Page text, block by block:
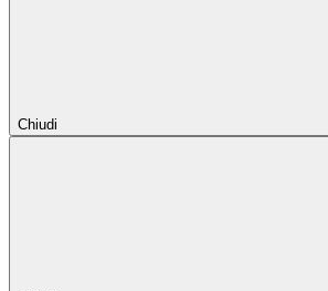
Chiudi